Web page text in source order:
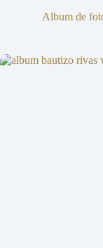
Album de